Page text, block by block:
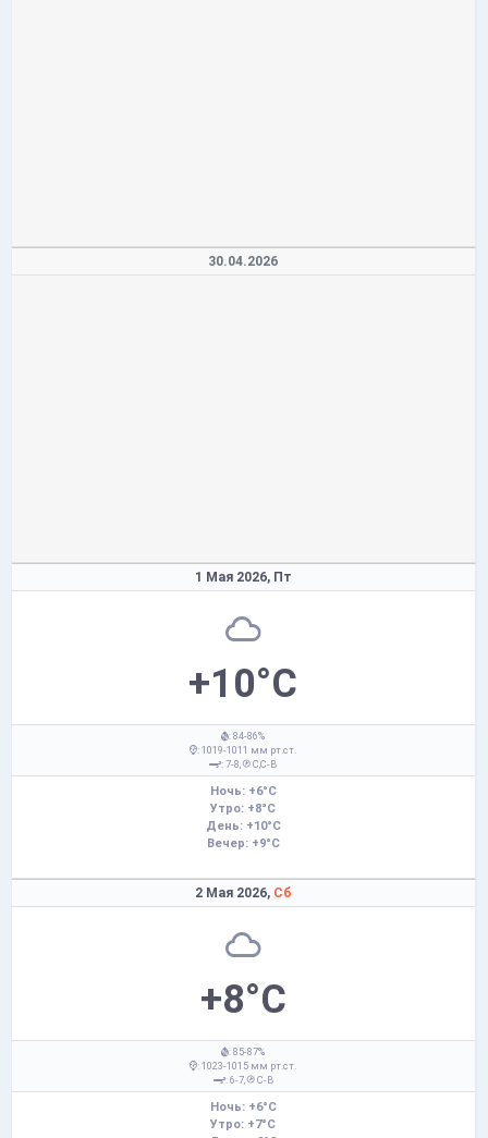
30.04.2026
1 Мая 2026, Пт
+10°C
: 84-86%
: 1019-1011 мм рт.ст.
: 7-8,
С,С-В
Ночь: +6°C
Утро: +8°C
День: +10°C
Вечер: +9°C
2 Мая 2026, Сб
+8°C
: 85-87%
: 1023-1015 мм рт.ст.
: 6-7,
С-В
Ночь: +6°C
Утро: +7°C